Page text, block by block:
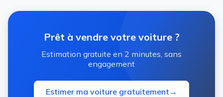
Prêt à vendre votre voiture ?
Estimation gratuite en 2 minutes, sans
engagement
Estimer ma voiture gratuitement →